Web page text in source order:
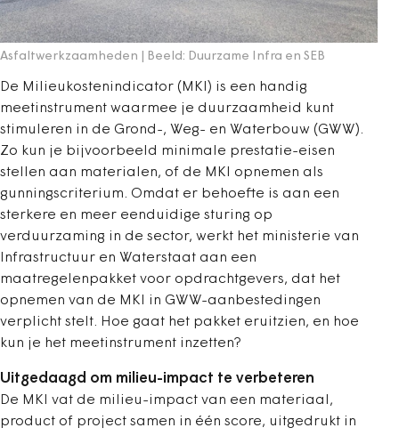
Asfaltwerkzaamheden | Beeld: Duurzame Infra en SEB
De Milieukostenindicator (MKI) is een handig
meetinstrument waarmee je duurzaamheid kunt
stimuleren in de Grond-, Weg- en Waterbouw (GWW).
Zo kun je bijvoorbeeld minimale prestatie-eisen
stellen aan materialen, of de MKI opnemen als
gunningscriterium. Omdat er behoefte is aan een
sterkere en meer eenduidige sturing op
verduurzaming in de sector, werkt het ministerie van
Infrastructuur en Waterstaat aan een
maatregelenpakket voor opdrachtgevers, dat het
opnemen van de MKI in GWW-aanbestedingen
verplicht stelt. Hoe gaat het pakket eruitzien, en hoe
kun je het meetinstrument inzetten?
Uitgedaagd om milieu-impact te verbeteren
De MKI vat de milieu-impact van een materiaal,
product of project samen in één score, uitgedrukt in